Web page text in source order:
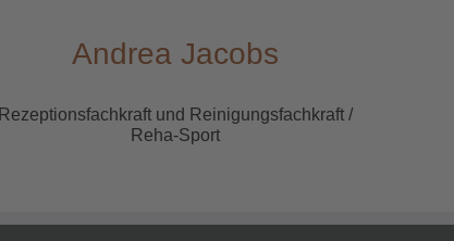
Andrea Jacobs
Rezeptionsfachkraft und Reinigungsfachkraft /
Reha-Sport